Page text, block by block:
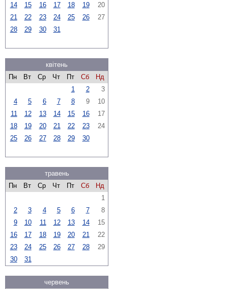
14
15 16 17 18 19
20
21
22 23 24 25 26
27
28
29 30 31
квітень
Пн
Вт Ср Чт Пт Сб
Нд
1
2
3
4
5 6 7 8 9
10
11
12 13 14 15 16
17
18
19 20 21 22 23
24
25
26 27 28 29 30
травень
Пн
Вт Ср Чт Пт Сб
Нд
1
2
3 4 5 6 7
8
9
10 11 12 13 14
15
16
17 18 19 20 21
22
23
24 25 26 27 28
29
30
31
червень